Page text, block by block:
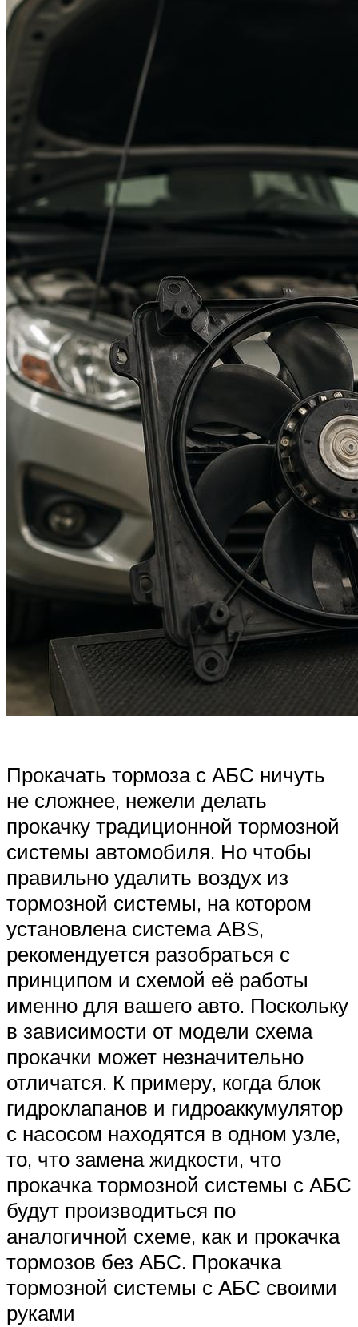
Прокачать тормоза с АБС ничуть
не сложнее, нежели делать
прокачку традиционной тормозной
системы автомобиля. Но чтобы
правильно удалить воздух из
тормозной системы, на котором
установлена система ABS,
рекомендуется разобраться с
принципом и схемой её работы
именно для вашего авто. Поскольку
в зависимости от модели схема
прокачки может незначительно
отличатся. К примеру, когда блок
гидроклапанов и гидроаккумулятор
с насосом находятся в одном узле,
то, что замена жидкости, что
прокачка тормозной системы с АБС
будут производиться по
аналогичной схеме, как и прокачка
тормозов без АБС. Прокачка
тормозной системы с АБС своими
руками